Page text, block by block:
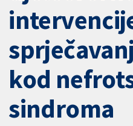
kod
sindroma